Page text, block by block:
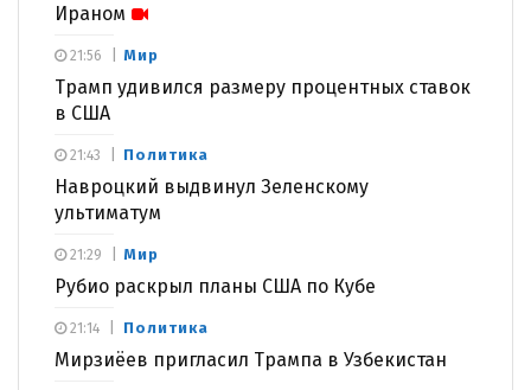
Ираном
Мир
Трамп удивился размеру процентных ставок
в США
21:56
Политика
Навроцкий выдвинул Зеленскому
ультиматум
21:43
Мир
Рубио раскрыл планы США по Кубе
21:29
Политика
Мирзиёев пригласил Трампа в Узбекистан
21:14